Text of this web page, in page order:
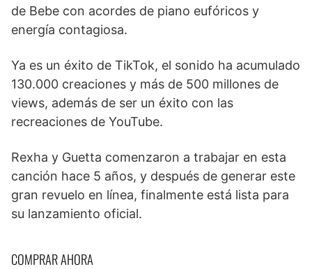
de Bebe con acordes de piano eufóricos y
energía contagiosa.
Ya es un éxito de TikTok, el sonido ha acumulado
130.000 creaciones y más de 500 millones de
views, además de ser un éxito con las
recreaciones de YouTube.
Rexha y Guetta comenzaron a trabajar en esta
canción hace 5 años, y después de generar este
gran revuelo en línea, finalmente está lista para
su lanzamiento oficial.
COMPRAR AHORA